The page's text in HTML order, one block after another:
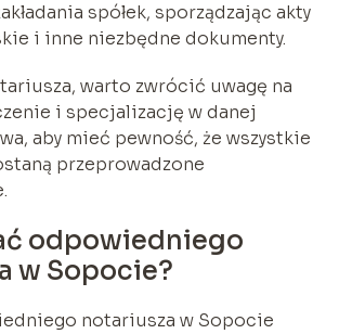
spółek, sporządzając akty
i inne niezbędne dokumenty.
warto zwrócić uwagę na
i specjalizację w danej
aby mieć pewność, że wszystkie
przeprowadzone
odpowiedniego
w Sopocie?
notariusza w Sopocie